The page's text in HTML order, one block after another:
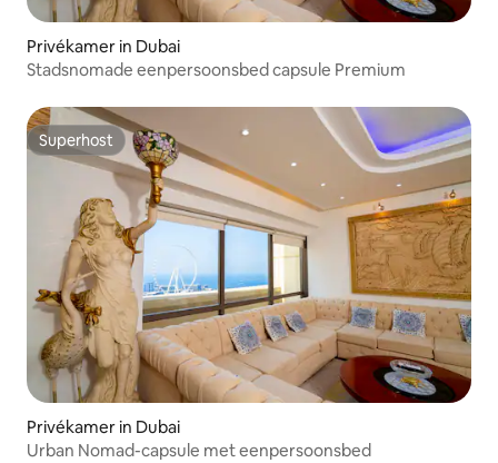
Privékamer in Dubai
Stadsnomade eenpersoonsbed capsule Premium
Superhost
Superhost
Privékamer in Dubai
Urban Nomad-capsule met eenpersoonsbed